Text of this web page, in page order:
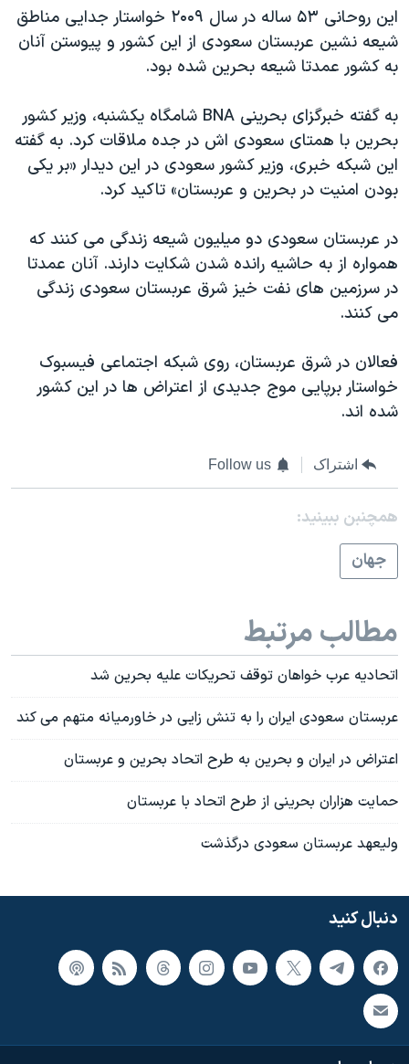
این روحانی ۵۳ ساله در سال ۲۰۰۹ خواستار جدایی مناطق
شیعه نشین عربستان سعودی از این کشور و پیوستن آنان
به کشور عمدتا شیعه بحرین شده بود.
به گفته خبرگزای بحرینی BNA شامگاه یکشنبه، وزیر کشور
بحرین با همتای سعودی اش در جده ملاقات کرد. به گفته
این شبکه خبری، وزیر کشور سعودی در این دیدار «بر یکی
بودن امنیت در بحرین و عربستان» تاکید کرد.
در عربستان سعودی دو میلیون شیعه زندگی می کنند که
همواره از به حاشیه رانده شدن شکایت دارند. آنان عمدتا
در سرزمین های نفت خیز شرق عربستان سعودی زندگی
می کنند.
فعالان در شرق عربستان، روی شبکه اجتماعی فیسبوک
خواستار برپایی موج جدیدی از اعتراض ها در این کشور
شده اند.
اشتراک Follow us
همچنبن ببینید:
جهان
مطالب مرتبط
اتحاديه عرب خواهان توقف تحریکات عليه بحرين شد
عربستان سعودی ایران را به تنش زایی در خاورمیانه متهم می کند
حمایت هزاران بحرینی از طرح اتحاد با عربستان
ولیعهد عربستان سعودی درگذشت
دنبال کنید